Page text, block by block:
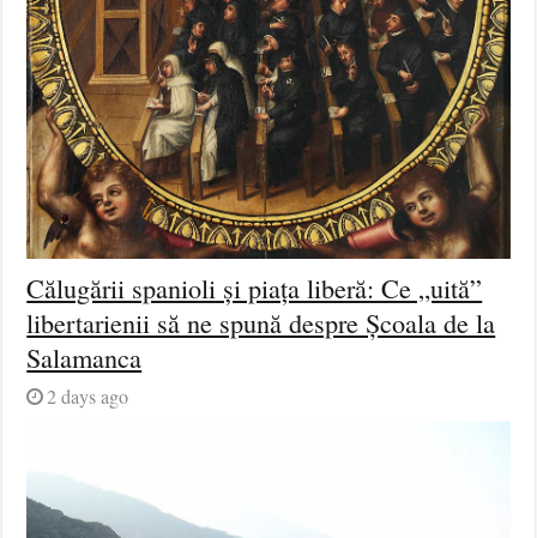
Călugării spanioli și piața liberă: Ce „uită”
libertarienii să ne spună despre Școala de la
Salamanca
2 days ago